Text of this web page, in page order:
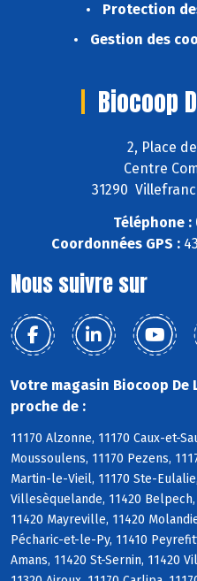
Protection
Gestion des
Biocoop
2, Place
Centre
31290
Téléphone :
Coordonnées GPS :
Nous suivre sur
Votre magasin Biocoop De
proche de :
11170 Alzonne, 11170 Caux-et-
Moussoulens, 11170 Pezens,
Martin-le-Vieil, 11170 Ste-
Villesèquelande, 11420 Belpech,
11420 Mayreville, 11420
Pécharic-et-le-Py, 11410
Amans, 11420 St-Sernin, 11420